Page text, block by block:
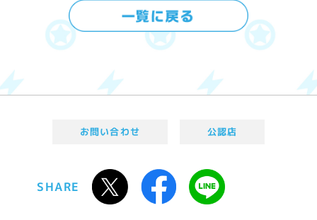
お問い合わせ 公認店
SHARE